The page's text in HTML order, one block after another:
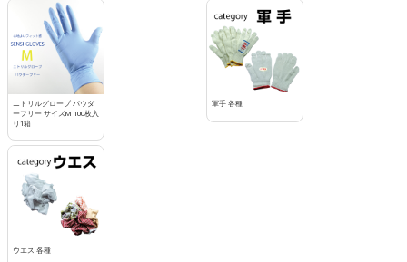
ニトリルグローブ パウダ
ーフリー サイズM 100枚入
り1箱
軍手 各種
ウエス 各種